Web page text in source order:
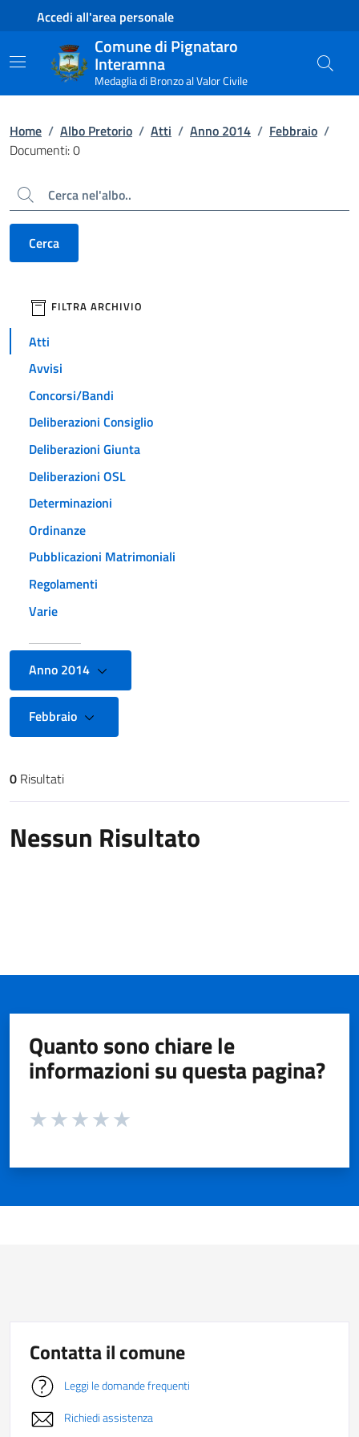
Contenuto principale
Piede di paginaAccedi all'area personale
Comune di Pignataro
Interamna
Medaglia di Bronzo al Valor Civile
Home / Albo Pretorio / Atti / Anno 2014 / Febbraio /
Documenti: 0
Cerca
Cerca
filtri da applicare
FILTRA ARCHIVIO
Atti
Avvisi
Concorsi/Bandi
Deliberazioni Consiglio
Deliberazioni Giunta
Deliberazioni OSL
Determinazioni
Ordinanze
Pubblicazioni Matrimoniali
Regolamenti
Varie
Anno 2014
Febbraio
Risultati di ricerca
0 Risultati
Nessun Risultato
Quanto sono chiare le
informazioni su questa pagina?
Valuta da 1 a 5 stelle la pagina
Contatta il comune
Leggi le domande frequenti
Richiedi assistenza